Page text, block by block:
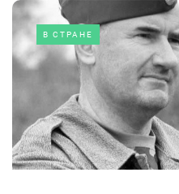
В СТРАНЕ